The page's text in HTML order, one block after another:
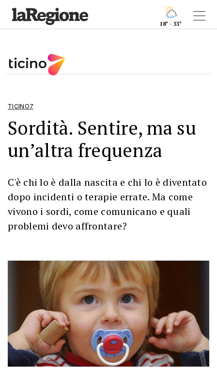
18° - 33°
TICINO7
Sordità. Sentire, ma su
un’altra frequenza
C'è chi lo è dalla nascita e chi lo è diventato
dopo incidenti o terapie errate. Ma come
vivono i sordi, come comunicano e quali
problemi devo affrontare?